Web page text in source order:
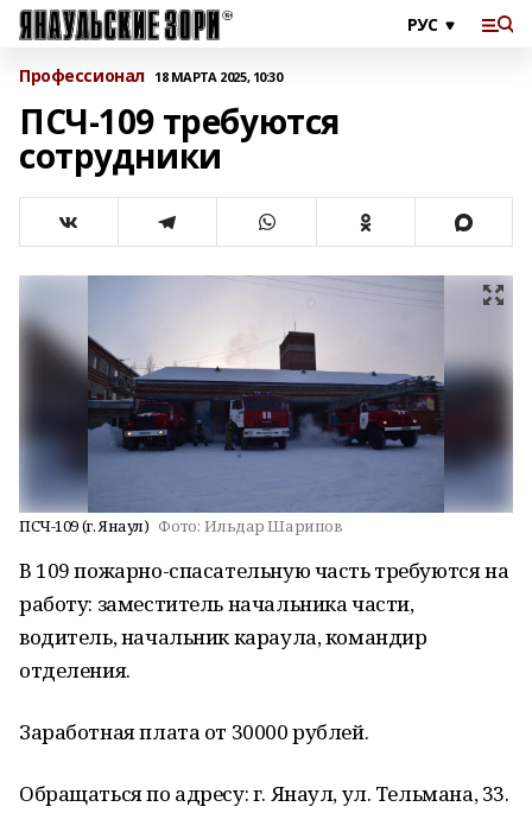
Профессионал 18 МАРТА 2025, 10:30
ПСЧ-109 требуются
сотрудники
ПСЧ-109 (г. Янаул) Фото: Ильдар Шарипов
В 109 пожарно-спасательную часть требуются на
работу: заместитель начальника части,
водитель, начальник караула, командир
отделения.
Заработная плата от 30000 рублей.
Обращаться по адресу: г. Янаул, ул. Тельмана, 33.